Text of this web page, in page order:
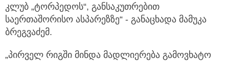
კლუბ „ტორპედოს“, განსაკუთრებით
საერთაშორისო ასპარეზზე“ - განაცხადა მამუკა
ბრეგვაძემ.
„პირველ რიგში მინდა მადლიერება გამოვხატო